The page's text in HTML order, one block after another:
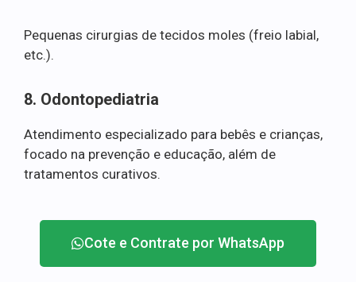
Pequenas cirurgias de tecidos moles (freio labial,
etc.).
8. Odontopediatria
Atendimento especializado para bebês e crianças,
focado na prevenção e educação, além de
tratamentos curativos.
Cote e Contrate por WhatsApp